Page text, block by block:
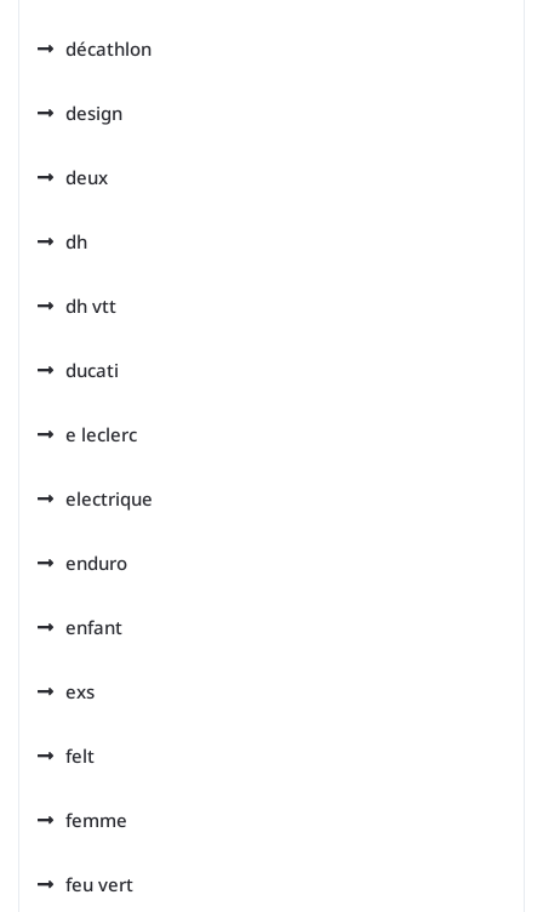
décathlon
design
deux
dh
dh vtt
ducati
e leclerc
electrique
enduro
enfant
exs
felt
femme
feu vert